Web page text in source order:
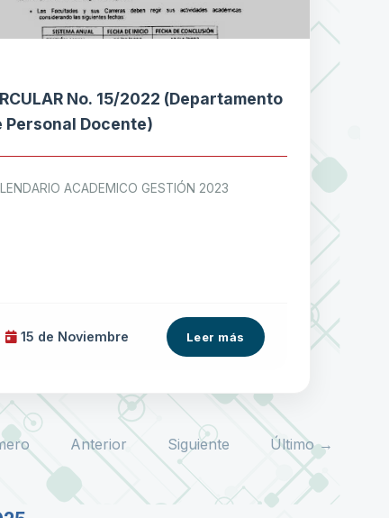
No. 15/2022 (Departamento
Personal Docente)
ACADEMICO GESTIÓN 2023
15 de Noviembre Leer más
Anterior Siguiente Último →